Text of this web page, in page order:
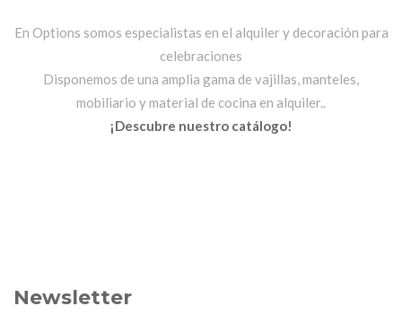
En Options somos especialistas en el alquiler y decoración para
celebraciones
Disponemos de una amplia gama de vajillas, manteles,
mobiliario y material de cocina en alquiler..
¡Descubre nuestro catálogo!
Newsletter